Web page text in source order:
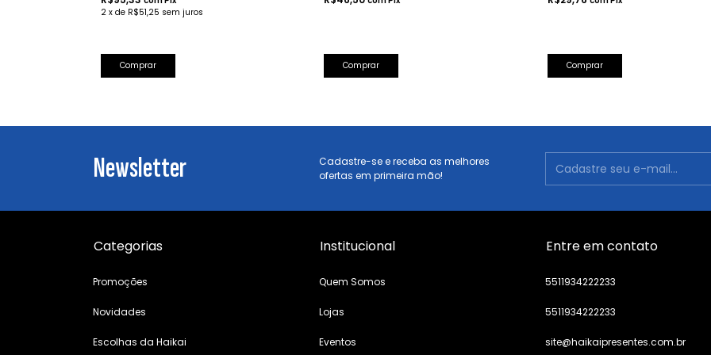
2 x de R$51,25 sem juros
Comprar
Newsletter
Cadastre-se e receba as melhores
ofertas em primeira mão!
Categorias
Promoções
Novidades
Escolhas da Haikai
Institucional
Quem Somos
Lojas
Eventos
Entre em contato
5511934222233
5511934222233
site@haikaipresentes.com.br